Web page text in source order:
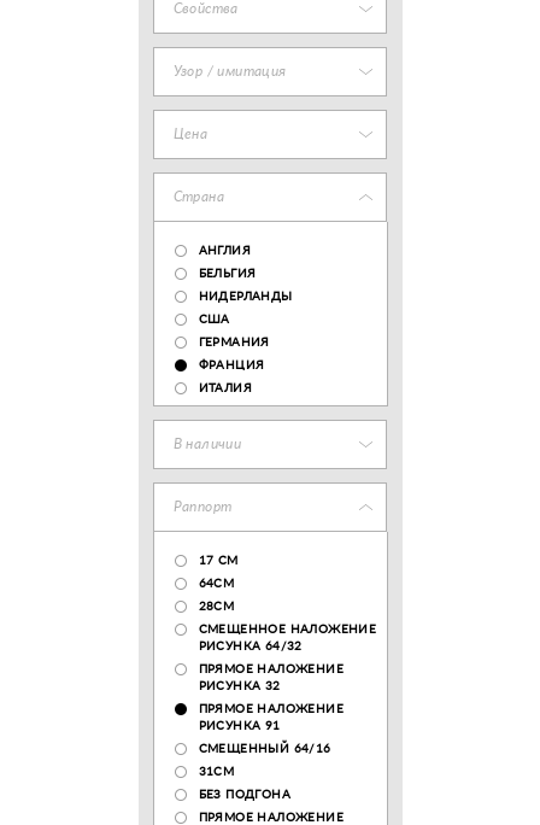
Свойства
Узор / имитация
Цена
Страна
АНГЛИЯ
БЕЛЬГИЯ
НИДЕРЛАНДЫ
США
ГЕРМАНИЯ
ФРАНЦИЯ
ИТАЛИЯ
В наличии
Раппорт
17 CM
64СМ
28CM
СМЕЩЕННОЕ НАЛОЖЕНИЕ
РИСУНКА 64/32
ПРЯМОЕ НАЛОЖЕНИЕ
РИСУНКА 32
ПРЯМОЕ НАЛОЖЕНИЕ
РИСУНКА 91
СМЕЩЕННЫЙ 64/16
31СМ
БЕЗ ПОДГОНА
ПРЯМОЕ НАЛОЖЕНИЕ